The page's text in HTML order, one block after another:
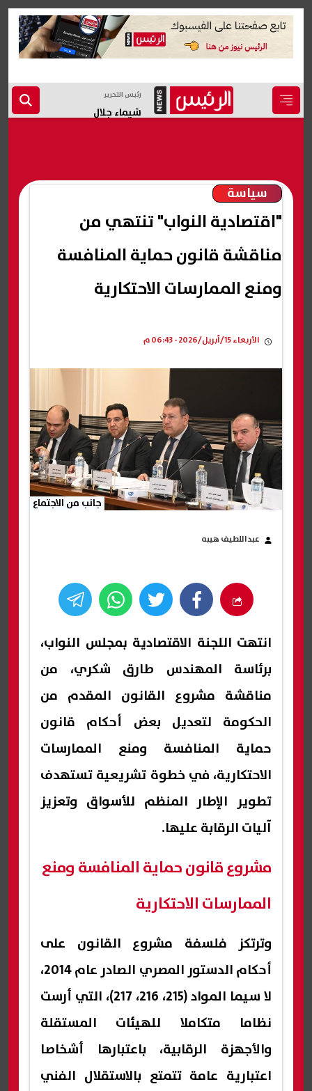
رئيس التحرير
شيماء جلال
سياسة
"اقتصادية النواب" تنتهي من
مناقشة قانون حماية المنافسة
ومنع الممارسات الاحتكارية
الأربعاء 15/أبريل/2026 - 06:43 م
جانب من الاجتماع
عبداللطيف هيبه
انتهت اللجنة الاقتصادية بمجلس النواب،
برئاسة المهندس طارق شكري، من
مناقشة مشروع القانون المقدم من
الحكومة لتعديل بعض أحكام قانون
حماية المنافسة ومنع الممارسات
الاحتكارية، في خطوة تشريعية تستهدف
تطوير الإطار المنظم للأسواق وتعزيز
آليات الرقابة عليها.
مشروع قانون حماية المنافسة ومنع
الممارسات الاحتكارية
وترتكز فلسفة مشروع القانون على
أحكام الدستور المصري الصادر عام 2014،
لا سيما المواد (215، 216، 217)، التي أرست
نظاما متكاملا للهيئات المستقلة
والأجهزة الرقابية، باعتبارها أشخاصا
اعتبارية عامة تتمتع بالاستقلال الفني